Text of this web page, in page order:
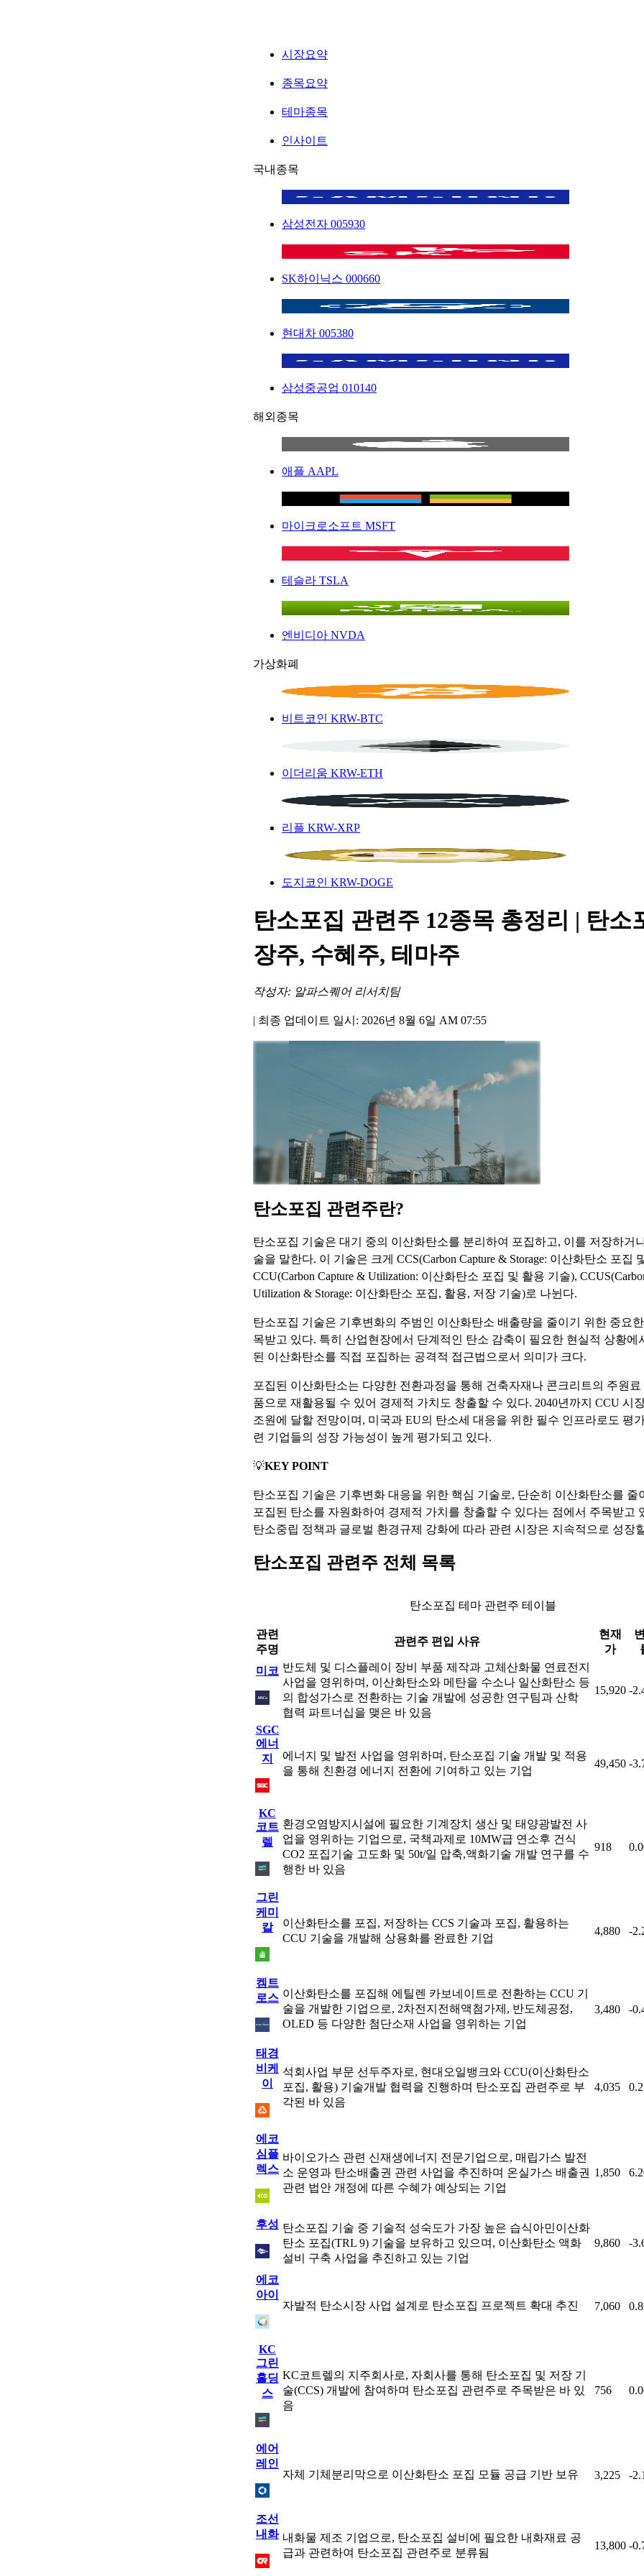
시장요약
종목요약
테마종목
인사이트
국내종목
삼성전자 005930
SK하이닉스 000660
현대차 005380
삼성중공업 010140
해외종목
애플 AAPL
마이크로소프트 MSFT
테슬라 TSLA
엔비디아 NVDA
가상화폐
비트코인 KRW-BTC
이더리움 KRW-ETH
리플 KRW-XRP
도지코인 KRW-DOGE
탄소포집 관련주 12종목 총정리 | 탄소
장주, 수혜주, 테마주
작성자: 알파스퀘어 리서치팀
| 최종 업데이트 일시: 2026년 8월 6일 AM 07:55
탄소포집 관련주란?
탄소포집 기술은 대기 중의 이산화탄소를 분리하여 포집하고, 이를 저장하거
술을 말한다. 이 기술은 크게 CCS(Carbon Capture & Storage: 이산화탄소 포집
CCU(Carbon Capture & Utilization: 이산화탄소 포집 및 활용 기술),
Utilization & Storage: 이산화탄소 포집, 활용, 저장 기술)로 나뉜다.
탄소포집 기술은 기후변화의 주범인 이산화탄소 배출량을 줄이기 위한 중요
목받고 있다. 특히 산업현장에서 단계적인 탄소 감축이 필요한 현실적 상황에
된 이산화탄소를 직접 포집하는 공격적 접근법으로서 의미가 크다.
포집된 이산화탄소는 다양한 전환과정을 통해 건축자재나 콘크리트의 주원
품으로 재활용될 수 있어 경제적 가치도 창출할 수 있다. 2040년까지 CCU 시
조원에 달할 전망이며, 미국과 EU의 탄소세 대응을 위한 필수 인프라로도 평
련 기업들의 성장 가능성이 높게 평가되고 있다.
💡KEY POINT
탄소포집 기술은 기후변화 대응을 위한 핵심 기술로, 단순히 이산화탄소를 줄
포집된 탄소를 자원화하여 경제적 가치를 창출할 수 있다는 점에서 주목받고
탄소중립 정책과 글로벌 환경규제 강화에 따라 관련 시장은 지속적으로 성장
탄소포집 관련주 전체 목록
탄소포집 테마 관련주 테이블
관련
주명
관련주 편입 사유
현재
가
미코 반도체 및 디스플레이 장비 부품 제작과 고체산화물 연료전지
사업을 영위하며, 이산화탄소와 메탄을 수소나 일산화탄소 등
의 합성가스로 전환하는 기술 개발에 성공한 연구팀과 산학
협력 파트너십을 맺은 바 있음
15,920 -
SGC
에너
지
에너지 및 발전 사업을 영위하며, 탄소포집 기술 개발 및 적용
을 통해 친환경 에너지 전환에 기여하고 있는 기업
49,450 -
KC
코트
렐
환경오염방지시설에 필요한 기계장치 생산 및 태양광발전 사
업을 영위하는 기업으로, 국책과제로 10MW급 연소후 건식
CO2 포집기술 고도화 및 50t/일 압축,액화기술 개발 연구를 수
행한 바 있음
918
그린
케미
칼
이산화탄소를 포집, 저장하는 CCS 기술과 포집, 활용하는
CCU 기술을 개발해 상용화를 완료한 기업
4,880 -
켐트
로스 이산화탄소를 포집해 에틸렌 카보네이트로 전환하는 CCU 기
술을 개발한 기업으로, 2차전지전해액첨가제, 반도체공정,
OLED 등 다양한 첨단소재 사업을 영위하는 기업
3,480 -
태경
비케
이
석회사업 부문 선두주자로, 현대오일뱅크와 CCU(이산화탄소
포집, 활용) 기술개발 협력을 진행하며 탄소포집 관련주로 부
각된 바 있음
4,035
에코
심플
렉스
바이오가스 관련 신재생에너지 전문기업으로, 매립가스 발전
소 운영과 탄소배출권 관련 사업을 추진하며 온실가스 배출권
관련 법안 개정에 따른 수혜가 예상되는 기업
1,850
후성 탄소포집 기술 중 기술적 성숙도가 가장 높은 습식아민이산화
탄소 포집(TRL 9) 기술을 보유하고 있으며, 이산화탄소 액화
설비 구축 사업을 추진하고 있는 기업
9,860 -
에코
아이
자발적 탄소시장 사업 설계로 탄소포집 프로젝트 확대 추진
7,060
KC
그린
홀딩
스
KC코트렐의 지주회사로, 자회사를 통해 탄소포집 및 저장 기
술(CCS) 개발에 참여하며 탄소포집 관련주로 주목받은 바 있
음
756
에어
레인
자체 기체분리막으로 이산화탄소 포집 모듈 공급 기반 보유
3,225 -
조선
내화 내화물 제조 기업으로, 탄소포집 설비에 필요한 내화재료 공
급과 관련하여 탄소포집 관련주로 분류됨
13,800 -